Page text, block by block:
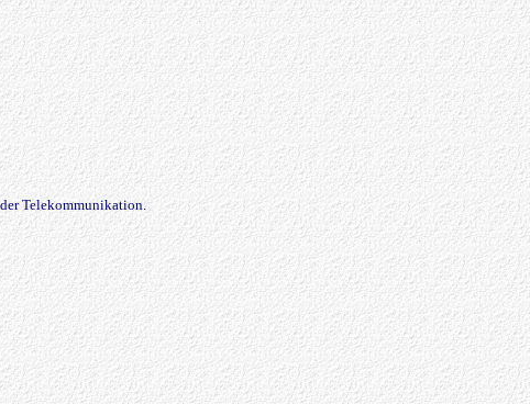
Telekommunikation.